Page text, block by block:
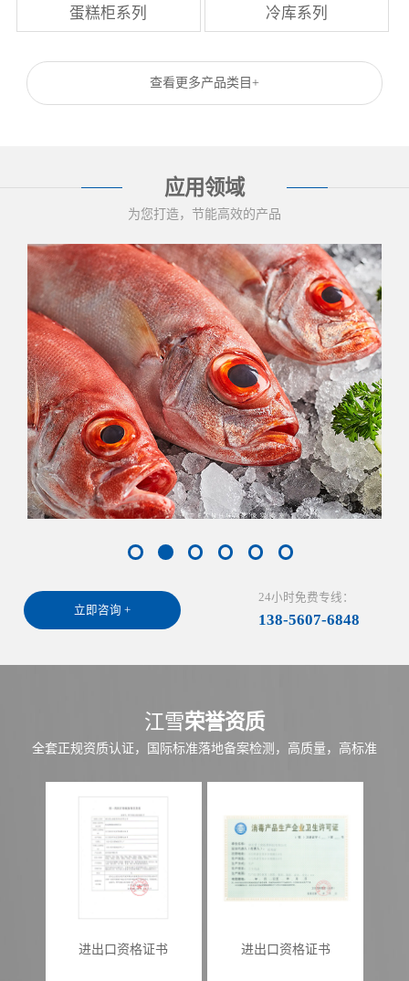
蛋糕柜系列 冷库系列
查看更多产品类目+
应用领域
为您打造，节能高效的产品
立即咨询 +
24小时免费专线：
138-5607-6848
江雪荣誉资质
全套正规资质认证，国际标准落地备案检测，高质量，高标准
进出口资格证书 进出口资格证书